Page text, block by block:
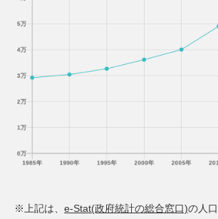
※上記は、 e-Stat(政府統計の総合窓口)の人